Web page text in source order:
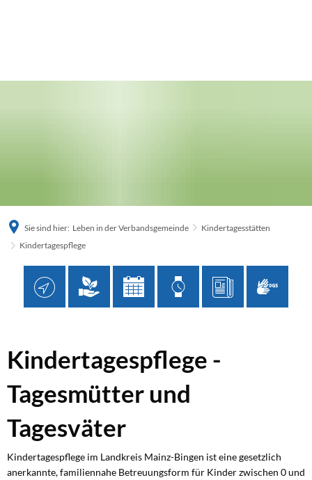
Sie sind hier: Leben in der Verbandsgemeinde
Kindertagesstätten
Kindertagespflege
Kindertagespflege
Kindertagespflege -
Tagesmütter und
Tagesväter
Kindertagespflege im Landkreis Mainz-Bingen ist eine gesetzlich
anerkannte, familiennahe Betreuungsform für Kinder zwischen 0 und